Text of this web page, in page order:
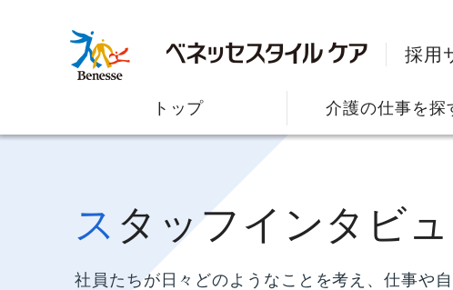
採用
トップ 介護の仕事を探
スタッフインタビ
社員たちが日々どのようなことを考え、仕事や